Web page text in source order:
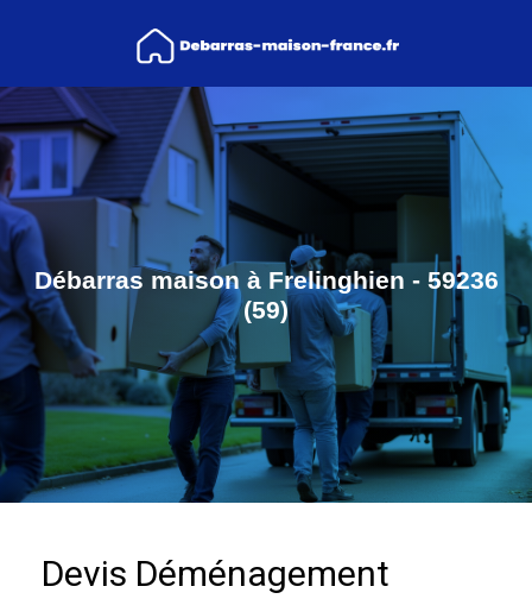
Débarras maison à Frelinghien - 59236
(59)
Devis Déménagement